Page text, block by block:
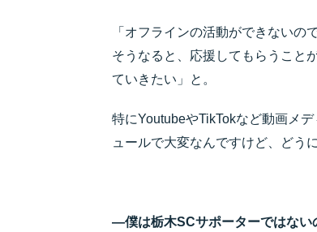
「オフラインの活動ができないの
そうなると、応援してもらうこと
ていきたい」と。
特にYoutubeやTikTokなど動画メ
ュールで大変なんですけど、どう
―僕は栃木SCサポーターではない